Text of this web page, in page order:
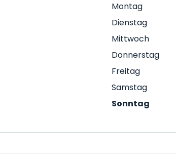
Montag
Dienstag
Mittwoch
Donnerstag
Freitag
Samstag
Sonntag